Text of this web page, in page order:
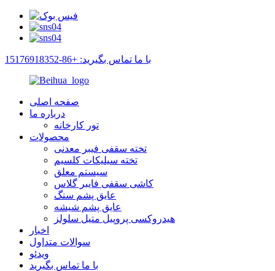
با ما تماس بگیرید: +86-15176918352
صفحه اصلی
درباره ما
تور کارخانه
محصولات
تخته سقفی فیبر معدنی
تخته سیلیکات کلسیم
سیستم معلق
کاشی سقفی فایبر گلاس
عایق پشم سنگ
عایق پشم شیشه
هیدروکسی پروپیل متیل سلولز
اخبار
سوالات متداول
ویدئو
با ما تماس بگیرید